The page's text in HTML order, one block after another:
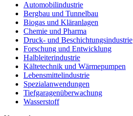
Automobilindustrie
Bergbau und Tunnelbau
Biogas und Kläranlagen
Chemie und Pharma
Druck- und Beschichtungsindustrie
Forschung und Entwicklung
Halbleiterindustrie
Kältetechnik und Wärmepumpen
Lebensmittelindustrie
Spezialanwendungen
Tiefgaragenüberwachung
Wasserstoff